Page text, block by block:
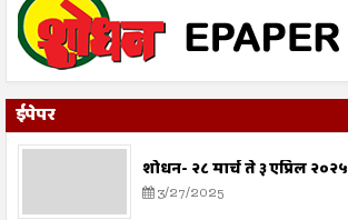
ईपेपर
शोधन- २८ मार्च ते ३ एप्रिल २०२५
3/27/2025